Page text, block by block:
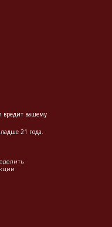
вредит вашему
21 года.